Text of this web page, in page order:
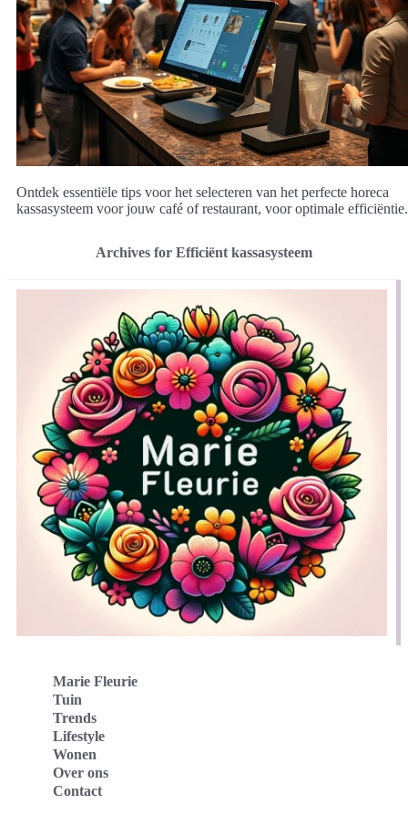
Ontdek essentiële tips voor het selecteren van het perfecte horeca
kassasysteem voor jouw café of restaurant, voor optimale efficiëntie.
Archives for Efficiënt kassasysteem
Marie Fleurie
Tuin
Trends
Lifestyle
Wonen
Over ons
Contact